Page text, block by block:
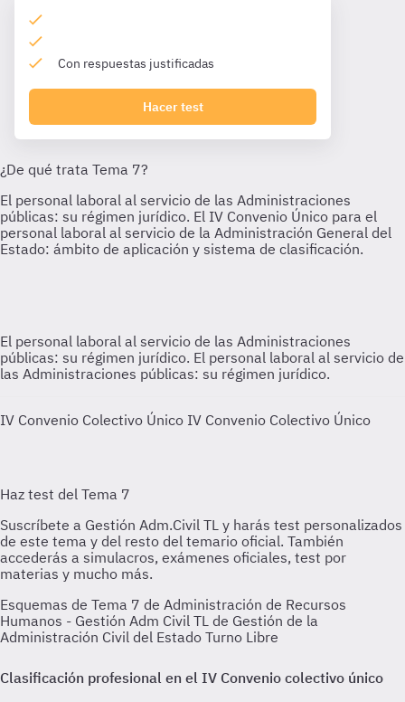
Con respuestas justificadas
Hacer test
El personal laboral al servicio de las Administraciones
públicas: su régimen jurídico. El personal laboral al servicio de
las Administraciones públicas: su régimen jurídico.
IV Convenio Colectivo Único IV Convenio Colectivo Único
Esquemas de Tema 7 de Administración de Recursos
Humanos - Gestión Adm Civil TL de Gestión de la
Administración Civil del Estado Turno Libre
Clasificación profesional en el IV Convenio colectivo único